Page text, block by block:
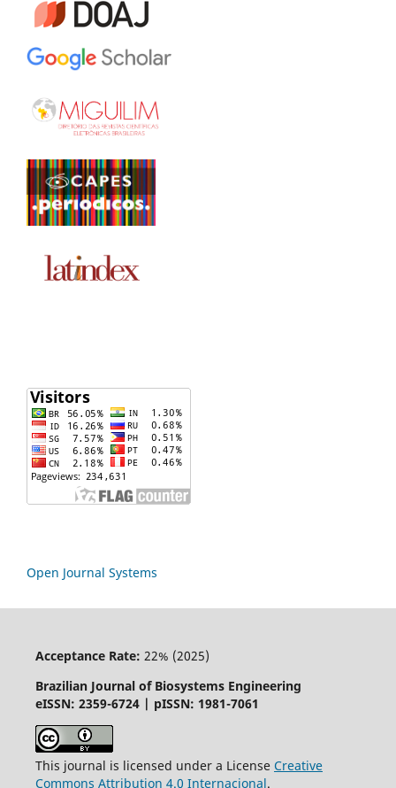
Open Journal Systems
Acceptance Rate: 22% (2025)
Brazilian Journal of Biosystems Engineering
eISSN: 2359-6724 | pISSN: 1981-7061
This journal is licensed under a License Creative
Commons Attribution 4.0 Internacional.